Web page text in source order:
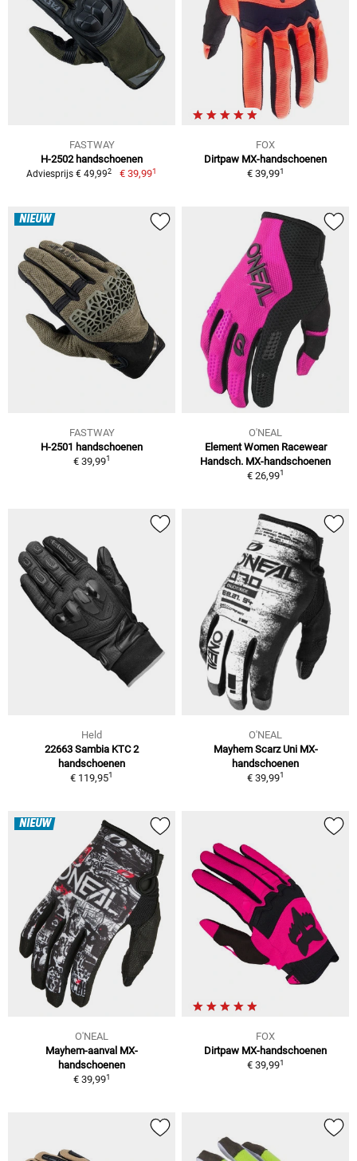
FASTWAY
H-2502 handschoenen
Adviesprijs € 49,992 € 39,991
FOX
Dirtpaw MX-handschoenen
€ 39,991
NIEUW
FASTWAY
H-2501 handschoenen
€ 39,991
O'NEAL
Element Women Racewear
Handsch. MX-handschoenen
€ 26,991
Held
22663 Sambia KTC 2
handschoenen
€ 119,951
O'NEAL
Mayhem Scarz Uni MX-
handschoenen
€ 39,991
NIEUW
O'NEAL
Mayhem-aanval MX-
handschoenen
€ 39,991
FOX
Dirtpaw MX-handschoenen
€ 39,991